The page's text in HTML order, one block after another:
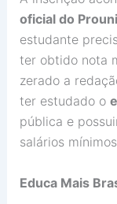
oficial do Prouni
estudante
ter obtido nota
zerado a
ter estudado o
pública e
salários
Educa Mais